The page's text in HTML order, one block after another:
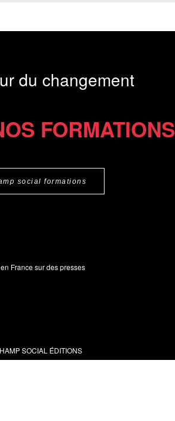
du changement
FORMATIONS
social formations
France sur des presses
SOCIAL ÉDITIONS